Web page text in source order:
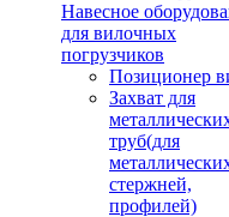
Навесное
для вилочных
погрузчиков
Позиционер
Захват для
труб(для
стержней,
профилей)